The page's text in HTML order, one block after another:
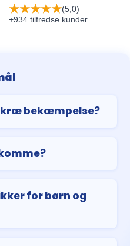
★★★★★(5,0)
+934 tilfredse kunder
bekæmpelse?
for børn og